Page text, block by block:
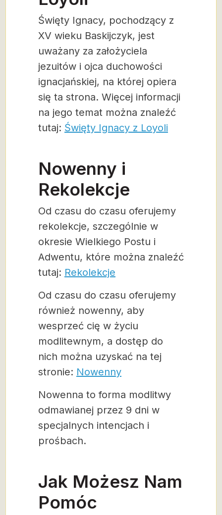
Święty Ignacy, pochodzący z
XV wieku Baskijczyk, jest
uważany za założyciela
jezuitów i ojca duchowości
ignacjańskiej, na której opiera
się ta strona. Więcej informacji
na jego temat można znaleźć
tutaj: Święty Ignacy z Loyoli
Nowenny i
Rekolekcje
Od czasu do czasu oferujemy
rekolekcje, szczególnie w
okresie Wielkiego Postu i
Adwentu, które można znaleźć
tutaj: Rekolekcje
Od czasu do czasu oferujemy
również nowenny, aby
wesprzeć cię w życiu
modlitewnym, a dostęp do
nich można uzyskać na tej
stronie: Nowenny
Nowenna to forma modlitwy
odmawianej przez 9 dni w
specjalnych intencjach i
prośbach.
Jak Możesz Nam
Pomóc